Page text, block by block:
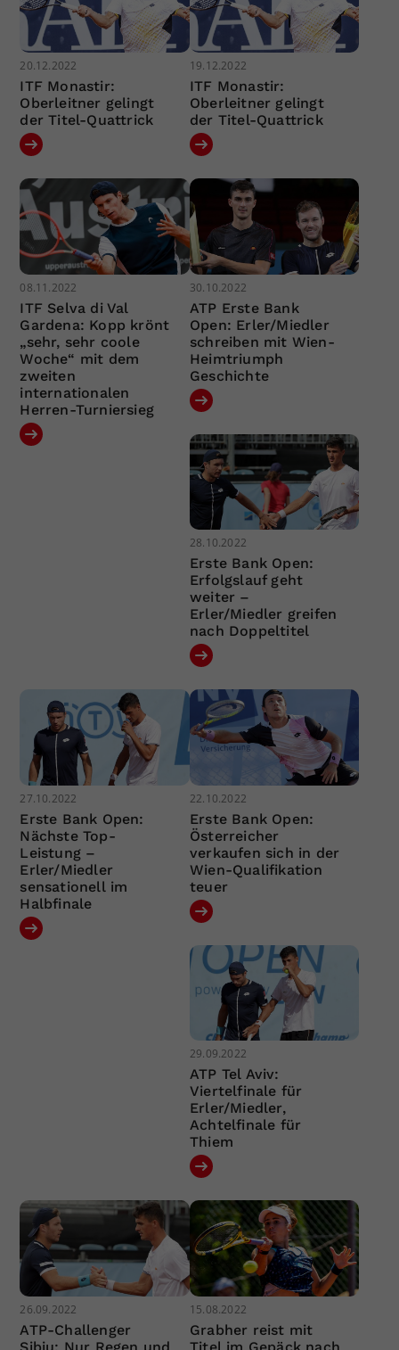
20.12.2022
ITF Monastir:
Oberleitner gelingt
der Titel-Quattrick
19.12.2022
ITF Monastir:
Oberleitner gelingt
der Titel-Quattrick
08.11.2022
ITF Selva di Val
Gardena: Kopp krönt
„sehr, sehr coole
Woche“ mit dem
zweiten
internationalen
Herren-Turniersieg
30.10.2022
ATP Erste Bank
Open: Erler/Miedler
schreiben mit Wien-
Heimtriumph
Geschichte
28.10.2022
Erste Bank Open:
Erfolgslauf geht
weiter –
Erler/Miedler greifen
nach Doppeltitel
27.10.2022
Erste Bank Open:
Nächste Top-
Leistung –
Erler/Miedler
sensationell im
Halbfinale
22.10.2022
Erste Bank Open:
Österreicher
verkaufen sich in der
Wien-Qualifikation
teuer
29.09.2022
ATP Tel Aviv:
Viertelfinale für
Erler/Miedler,
Achtelfinale für
Thiem
26.09.2022
ATP-Challenger
15.08.2022
Grabher reist mit